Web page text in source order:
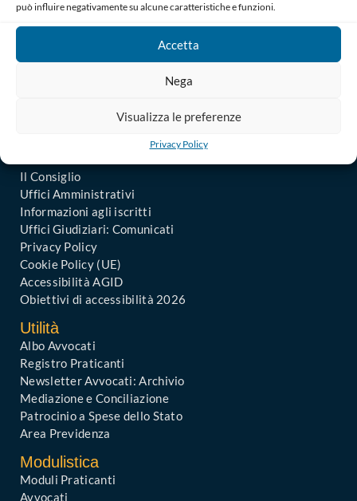
può influire negativamente su alcune caratteristiche e funzioni.
Accetta
Nega
Visualizza le preferenze
Privacy Policy
Ordine degli Avvocati di Bari
Palazzo di Giustizia, Piazza De Nicola 70123 BARI
Telefono : 080 574 91 54 / 080 527 73 24
Codice Fiscale: 80019470725
Codice univoco di Fatturazione: UFGAKA
ordine@avvocatibari.legalmail.it
Il Consiglio
Uffici Amministrativi
Informazioni agli iscritti
Uffici Giudiziari: Comunicati
Privacy Policy
Cookie Policy (UE)
Accessibilità AGID
Obiettivi di accessibilità 2026
Utilità
Albo Avvocati
Registro Praticanti
Newsletter Avvocati: Archivio
Mediazione e Conciliazione
Patrocinio a Spese dello Stato
Area Previdenza
Modulistica
Moduli Praticanti
Avvocati